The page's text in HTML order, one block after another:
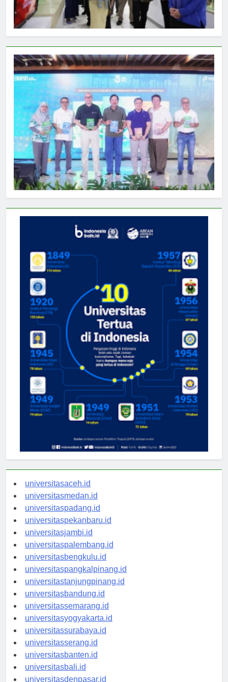
universitasaceh.id
universitasmedan.id
universitaspadang.id
universitaspekanbaru.id
universitasjambi.id
universitaspalembang.id
universitasbengkulu.id
universitaspangkalpinang.id
universitastanjungpinang.id
universitasbandung.id
universitassemarang.id
universitasyogyakarta.id
universitassurabaya.id
universitasserang.id
universitasbanten.id
universitasbali.id